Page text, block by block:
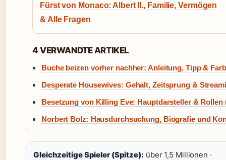
Fürst von Monaco: Albert II., Familie, Vermögen
& Alle Fragen
4 VERWANDTE ARTIKEL
Buche beizen vorher nachher: Anleitung, Tipp &
Desperate Housewives: Gehalt, Zeitsprung &
Besetzung von Killing Eve: Hauptdarsteller & Rollen
Norbert Bolz: Hausdurchsuchung, Biografie und
Gleichzeitige Spieler (Spitze): über 1,5 Millionen ·